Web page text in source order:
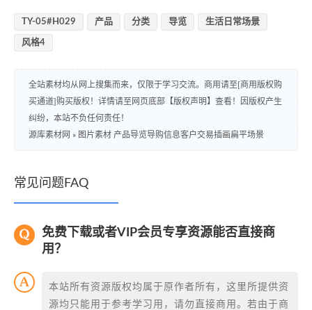
TY-05#H029 产品 分类 导览 生活日常场景
风格4
全站素材均从网上搜集而来，仅限于学习交流。商用请至[商用版权购
买通道]购买版权！详情请至网页底部【版权声明】查看！因版权产生
纠纷，本站不负任何责任！
源库素材网 » 图片素材 产品导览导购信息客户交易插画扁平场景
常见问题FAQ
免费下载或者VIP会员专享资源能否直接商
用？
本站所有资源版权均属于原作者所有，这里所提供资
源均只能用于参考学习用，请勿直接商用。若由于商